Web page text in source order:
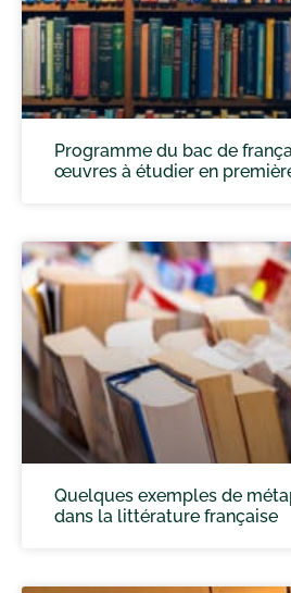
Programme du bac de
œuvres à étudier en
Quelques exemples de
dans la littérature française